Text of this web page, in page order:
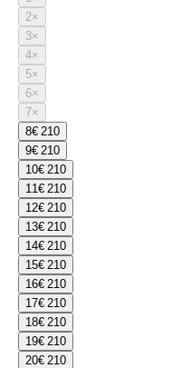
2×
3×
4×
5×
6×
7×
8€ 210
9€ 210
10€ 210
11€ 210
12€ 210
13€ 210
14€ 210
15€ 210
16€ 210
17€ 210
18€ 210
19€ 210
20€ 210